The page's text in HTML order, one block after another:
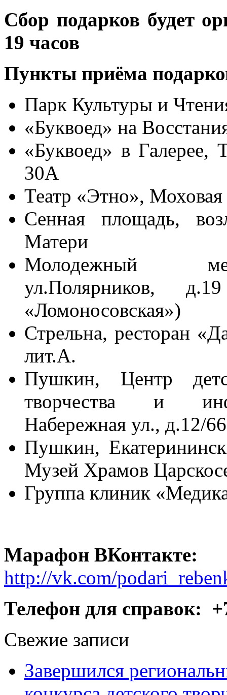
Сбор подарков будет
19 часов
Пункты приёма
Парк Культуры и
«Буквоед» на
«Буквоед» в Галерее,
30А
Театр «Этно», Моховая
Сенная площадь,
Матери
Молодежный
ул.Полярников,
«Ломоносовская»)
Стрельна, ресторан
лит.А.
Пушкин, Центр
творчества и
Набережная ул., д.12/66
Пушкин,
Музей Храмов
Группа клиник
Марафон ВКонтакте:
http://vk.com/
Телефон для справок:
Свежие записи
Завершился